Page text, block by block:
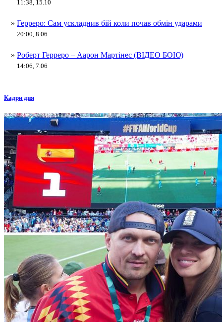
11:38, 15.10
» Герреро: Сам ускладнив бій коли почав обмін ударами
20:00, 8.06
» Роберт Герреро – Аарон Мартінес (ВІДЕО БОЮ)
14:06, 7.06
Кадри дня